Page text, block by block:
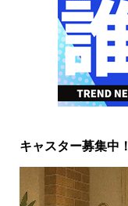
キャスター募集中！